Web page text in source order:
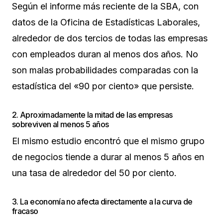
Según el informe más reciente de la SBA, con
datos de la Oficina de Estadísticas Laborales,
alrededor de dos tercios de todas las empresas
con empleados duran al menos dos años. No
son malas probabilidades comparadas con la
estadística del «90 por ciento» que persiste.
2. Aproximadamente la mitad de las empresas
sobreviven al menos 5 años
El mismo estudio encontró que el mismo grupo
de negocios tiende a durar al menos 5 años en
una tasa de alrededor del 50 por ciento.
3. La economía no afecta directamente a la curva de
fracaso